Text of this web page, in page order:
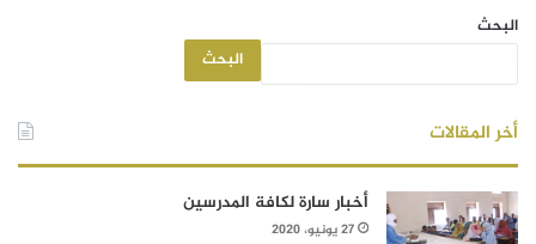
البحث
البحث
أخر المقالات
أخبار سارة لكافة المدرسين
27 يونيو، 2020